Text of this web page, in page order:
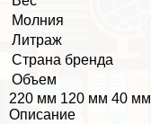
Молния
Литраж
Страна бренда
Объем
220 мм 120 мм 40 мм
Описание